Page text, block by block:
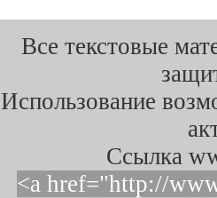
Все текстовые
Использование
Cсылка
<a href="http://